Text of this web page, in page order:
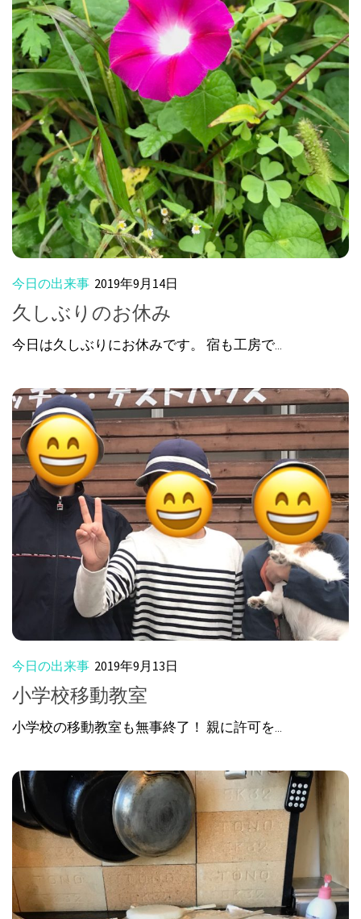
今日の出来事 2019年9月14日
久しぶりのお休み
今日は久しぶりにお休みです。 宿も工房で...
今日の出来事 2019年9月13日
小学校移動教室
小学校の移動教室も無事終了！ 親に許可を...